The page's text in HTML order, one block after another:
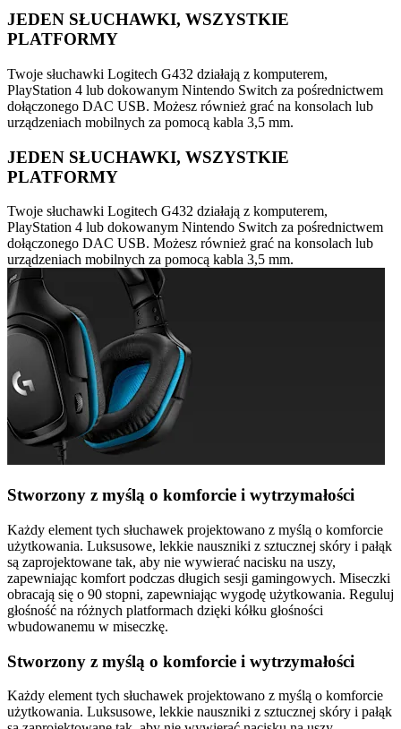
JEDEN SŁUCHAWKI, WSZYSTKIE
PLATFORMY
Twoje słuchawki Logitech G432 działają z komputerem,
PlayStation 4 lub dokowanym Nintendo Switch za pośrednictwem
dołączonego DAC USB. Możesz również grać na konsolach lub
urządzeniach mobilnych za pomocą kabla 3,5 mm.
JEDEN SŁUCHAWKI, WSZYSTKIE
PLATFORMY
Twoje słuchawki Logitech G432 działają z komputerem,
PlayStation 4 lub dokowanym Nintendo Switch za pośrednictwem
dołączonego DAC USB. Możesz również grać na konsolach lub
urządzeniach mobilnych za pomocą kabla 3,5 mm.
Stworzony z myślą o komforcie i wytrzymałości
Każdy element tych słuchawek projektowano z myślą o komforcie
użytkowania. Luksusowe, lekkie nauszniki z sztucznej skóry i pałąk
są zaprojektowane tak, aby nie wywierać nacisku na uszy,
zapewniając komfort podczas długich sesji gamingowych. Miseczki
obracają się o 90 stopni, zapewniając wygodę użytkowania. Reguluj
głośność na różnych platformach dzięki kółku głośności
wbudowanemu w miseczkę.
Stworzony z myślą o komforcie i wytrzymałości
Każdy element tych słuchawek projektowano z myślą o komforcie
użytkowania. Luksusowe, lekkie nauszniki z sztucznej skóry i pałąk